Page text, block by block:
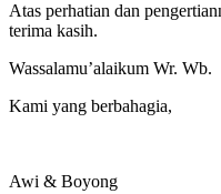
Atas perhatian dan
terima kasih.
Wassalamu’alaikum Wr. Wb.
Kami yang berbahagia,
Awi & Boyong